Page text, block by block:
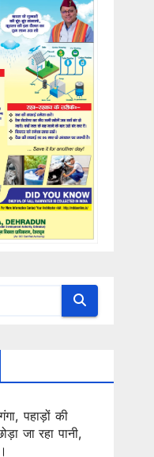
पहाड़ों की
जा रहा पानी,